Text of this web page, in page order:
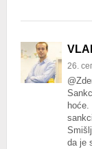
26.
da je